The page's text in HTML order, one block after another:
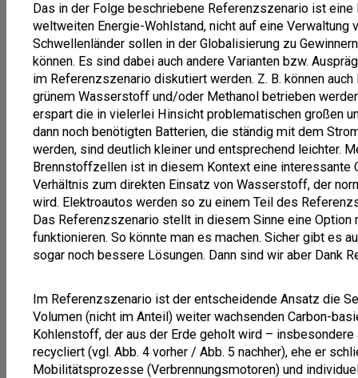
Das in der Folge beschriebene Referenzszenario ist
weltweiten Energie-Wohlstand, nicht auf eine Verwaltung
Schwellenländer sollen in der Globalisierung zu
können. Es sind dabei auch andere Varianten bzw.
im Referenzszenario diskutiert werden. Z. B. können
grünem Wasserstoff und/oder Methanol betrieben
erspart die in vielerlei Hinsicht problematischen großen
dann noch benötigten Batterien, die ständig mit dem
werden, sind deutlich kleiner und entsprechend leichter.
Brennstoffzellen ist in diesem Kontext eine interessante
Verhältnis zum direkten Einsatz von Wasserstoff, der
wird. Elektroautos werden so zu einem Teil des
Das Referenzszenario stellt in diesem Sinne eine
funktionieren. So könnte man es machen. Sicher gibt es
sogar noch bessere Lösungen. Dann sind wir aber Dank
Im Referenzszenario ist der entscheidende Ansatz die
Volumen (nicht im Anteil) weiter wachsenden Carbon-
Kohlenstoff, der aus der Erde geholt wird –
recycliert (vgl. Abb. 4 vorher / Abb. 5 nachher), ehe er
Mobilitätsprozesse (Verbrennungsmotoren) und